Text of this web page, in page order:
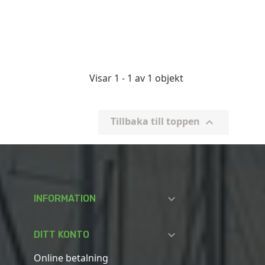
Visar 1 - 1 av 1 objekt
Tillbaka till toppen 
INFORMATION 
DITT KONTO 
Online betalning